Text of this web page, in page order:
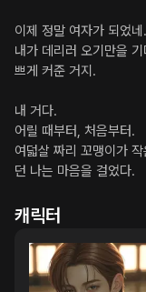
이제 정말 여자가 되었네.
내가 데리러 오기만을
쁘게 커준 거지.
내 거다.
어릴 때부터, 처음부터.
여덟살 짜리 꼬맹이가
던 나는 마음을 걸었다.
캐릭터